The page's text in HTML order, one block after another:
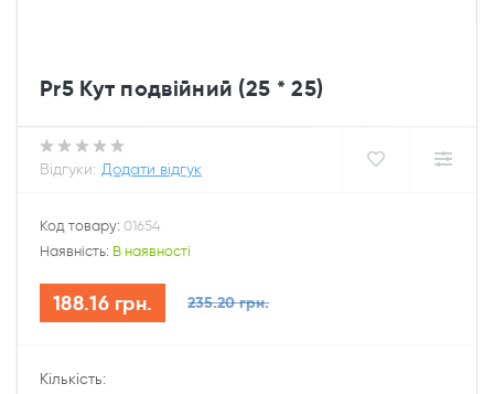
Pr5 Кут подвійний (25 * 25)
Відгуки: Додати відгук
Код товару: 01654
Наявність: В наявності
188.16 грн. 235.20 грн.
Кількість: